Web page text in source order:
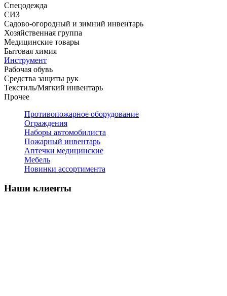
Спецодежда
СИЗ
Садово-огородный и зимний инвентарь
Хозяйственная группа
Медицинские товары
Бытовая химия
Инструмент
Рабочая обувь
Средства защиты рук
Текстиль/Мягкий инвентарь
Прочее
Противопожарное оборудование
Ограждения
Наборы автомобилиста
Пожарный инвентарь
Аптечки медицинские
Мебель
Новинки ассортимента
Наши клиенты